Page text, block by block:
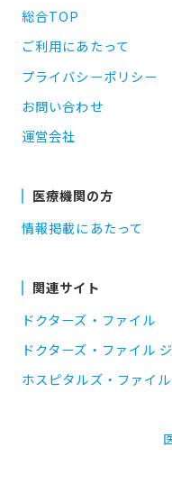
総合TOP
ご利用にあたって
プライバシーポリシー
お問い合わせ
運営会社
医療機関の方
情報掲載にあたって
関連サイト
ドクターズ・ファイル
ドクターズ・ファイル
ホスピタルズ・ファイル